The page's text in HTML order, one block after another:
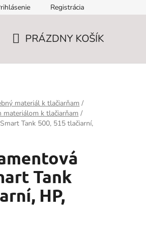
Registrácia
PRÁZDNY KOŠÍK
materiál k tlačiarňam /
k tlačiarňam /
Tank 500, 515 tlačiarní,
Tank
HP,